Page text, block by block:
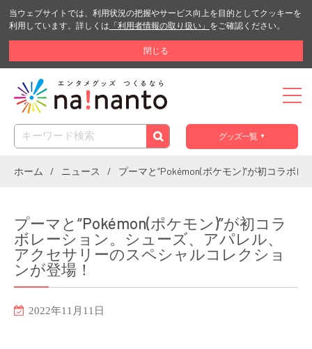
当ウェブサイトでは、利用状況の把握やサービス向上を目的としてクッキーを
利用しています。詳しくは 「利用者情報の取り扱い」 をご確認ください。
閉じる
グッズ一覧
ホーム ニュース プーマと“Pokémon(ポケモン)”が初コラボ
プーマと“Pokémon(ポケモン)”が初コラ
ボレーション。シューズ、アパレル、
アクセサリーのスペシャルコレクショ
ンが登場！
2022年11月11日